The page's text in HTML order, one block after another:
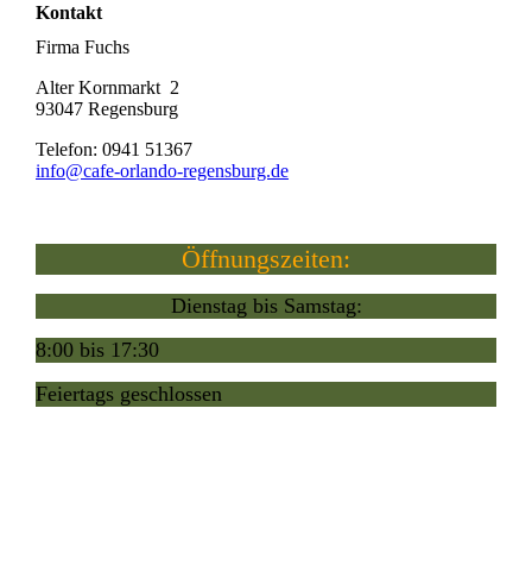
Kontakt
Firma Fuchs
Alter Kornmarkt 2
93047 Regensburg
Telefon: 0941 51367
info@cafe-orlando-regensburg.de
Öffnungszeiten:
Dienstag bis Samstag:
8:00 bis 17:30
Feiertags geschlossen